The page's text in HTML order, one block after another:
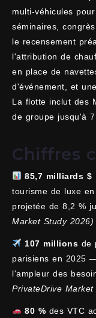
multi-véhicules
séminaires,
le recensement
l'attribution de
en place de
d'événement, et
La flotte inclut des
de groupe jusqu'à 7
Chiffres
85,7 milliards $
tourisme de luxe
projetée de 8,2 %
Market Study 2026)
107 millions de
parisiens en 2025
l'ampleur des
PrivateDrive Market
80 % des VTC